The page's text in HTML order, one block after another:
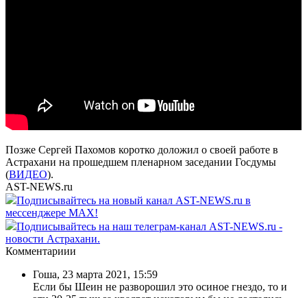
Позже Сергей Пахомов коротко доложил о своей работе в
Астрахани на прошедшем пленарном заседании Госдумы
(ВИДЕО).
AST-NEWS.ru
Подписывайтесь на новый канал AST-NEWS.ru в
мессенджере MAX!
Подписывайтесь на наш телеграм-канал AST-NEWS.ru -
новости Астрахани.
Комментариии
Гоша, 23 марта 2021, 15:59
Если бы Шеин не разворошил это осиное гнездо, то и